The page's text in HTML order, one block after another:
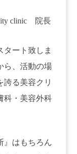
clinic 院長
タート致しま
ら、活動の場
誇る美容クリ
科・美容外科
』はもちろん